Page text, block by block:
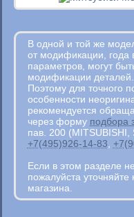
В одной и той же
от модификации, года
параметров, могут
модификации деталей.
Поэтому для точного
особенности
рекомендуется
через форму подбора
пав. 200
+7(495)926-14-83
Если в этом разделе
пожалуйста
магазина.